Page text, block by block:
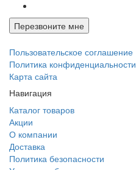
Перезвоните мне
Пользовательское соглашение
Политика конфиденциальности
Карта сайта
Навигация
Каталог товаров
Акции
О компании
Доставка
Политика безопасности